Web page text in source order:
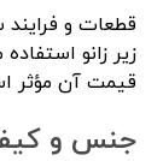
قطعات و فرایند
زیر زانو
قیمت آن مؤثر
جنس و